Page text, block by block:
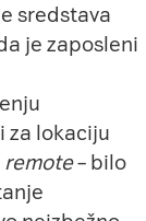
sredstava
je zaposleni
za lokaciju
remote– bilo